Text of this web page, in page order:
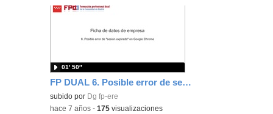
FP DUAL 6. Posible error de sesión expirada en Google Chrome
subido por Dg fp-ere
01′ 50″
-hace 7 años -175 visualizaciones